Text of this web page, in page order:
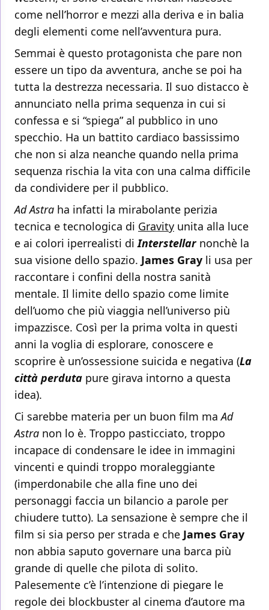
come nell’horror e mezzi alla deriva e in balia
degli elementi come nell’avventura pura.
Semmai è questo protagonista che pare non
essere un tipo da avventura, anche se poi ha
tutta la destrezza necessaria. Il suo distacco è
annunciato nella prima sequenza in cui si
confessa e si “spiega” al pubblico in uno
specchio. Ha un battito cardiaco bassissimo
che non si alza neanche quando nella prima
sequenza rischia la vita con una calma difficile
da condividere per il pubblico.
Ad Astra ha infatti la mirabolante perizia
tecnica e tecnologica di Gravity unita alla luce
e ai colori iperrealisti diInterstellarnonchè la
sua visione dello spazio. James Gray li usa per
raccontare i confini della nostra sanità
mentale. Il limite dello spazio come limite
dell’uomo che più viaggia nell’universo più
impazzisce. Così per la prima volta in questi
anni la voglia di esplorare, conoscere e
scoprire è un’ossessione suicida e negativa (La
città perduta pure girava intorno a questa
idea).
Ci sarebbe materia per un buon film maAd
Astra non lo è. Troppo pasticciato, troppo
incapace di condensare le idee in immagini
vincenti e quindi troppo moraleggiante
(imperdonabile che alla fine uno dei
personaggi faccia un bilancio a parole per
chiudere tutto). La sensazione è sempre che il
film si sia perso per strada e che James Gray
non abbia saputo governare una barca più
grande di quelle che pilota di solito.
Palesemente c’è l’intenzione di piegare le
regole dei blockbuster al cinema d’autore ma